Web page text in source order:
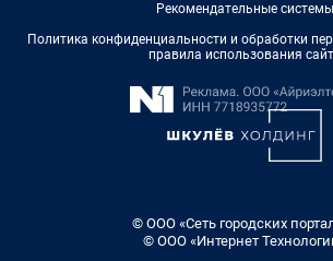
Рекомендательные системы
Политика конфиденциальности и обработки
правила использования
© ООО «Сеть городских
© ООО «Интернет